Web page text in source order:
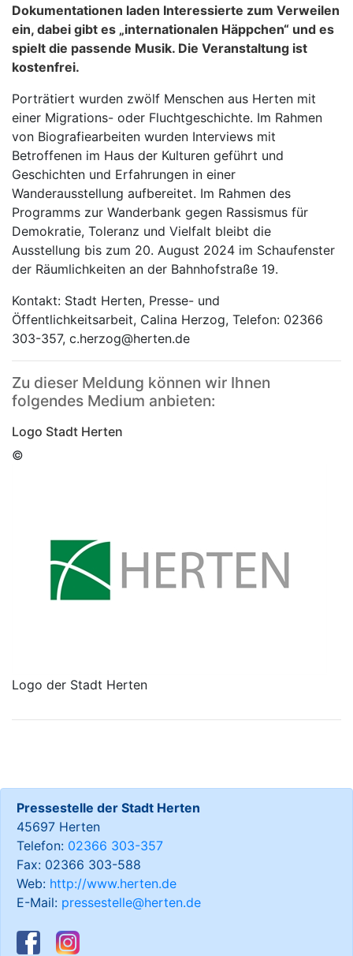
Dokumentationen laden Interessierte zum Verweilen
ein, dabei gibt es „internationalen Häppchen“ und es
spielt die passende Musik. Die Veranstaltung ist
kostenfrei.
Porträtiert wurden zwölf Menschen aus Herten mit
einer Migrations- oder Fluchtgeschichte. Im Rahmen
von Biografiearbeiten wurden Interviews mit
Betroffenen im Haus der Kulturen geführt und
Geschichten und Erfahrungen in einer
Wanderausstellung aufbereitet. Im Rahmen des
Programms zur Wanderbank gegen Rassismus für
Demokratie, Toleranz und Vielfalt bleibt die
Ausstellung bis zum 20. August 2024 im Schaufenster
der Räumlichkeiten an der Bahnhofstraße 19.
Kontakt: Stadt Herten, Presse- und
Öffentlichkeitsarbeit, Calina Herzog, Telefon: 02366
303-357, c.herzog@herten.de
Zu dieser Meldung können wir Ihnen
folgendes Medium anbieten:
Logo Stadt Herten
©
Logo der Stadt Herten
Pressestelle der Stadt Herten
45697 Herten
Telefon: 02366 303-357
Fax: 02366 303-588
Web: http://www.herten.de
E-Mail: pressestelle@herten.de